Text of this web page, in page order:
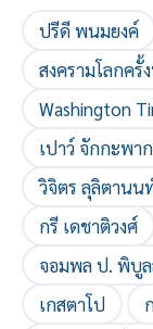
ปรีดี พนมยงค์
สงครามโลกครั้
Washington
เปาว์ จักกะพาก
วิจิตร ลุลิตานน
กรี เดชาติวงศ์
จอมพล ป. พิบูล
เกสตาโป